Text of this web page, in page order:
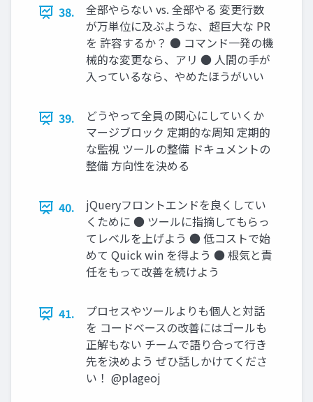
38.
全部やらない vs. 全部やる 変更行数
が万単位に及ぶような、超巨大な PR
を 許容するか？ ● コマンド一発の機
械的な変更なら、アリ ● 人間の手が
入っているなら、やめたほうがいい
39.
どうやって全員の関心にしていくか
マージブロック 定期的な周知 定期的
な監視 ツールの整備 ドキュメントの
整備 方向性を決める
40.
jQueryフロントエンドを良くしてい
くために ● ツールに指摘してもらっ
てレベルを上げよう ● 低コストで始
めて Quick win を得よう ● 根気と責
任をもって改善を続けよう
41.
プロセスやツールよりも個人と対話
を コードベースの改善にはゴールも
正解もない チームで語り合って行き
先を決めよう ぜひ話しかけてくださ
い！ @plageoj